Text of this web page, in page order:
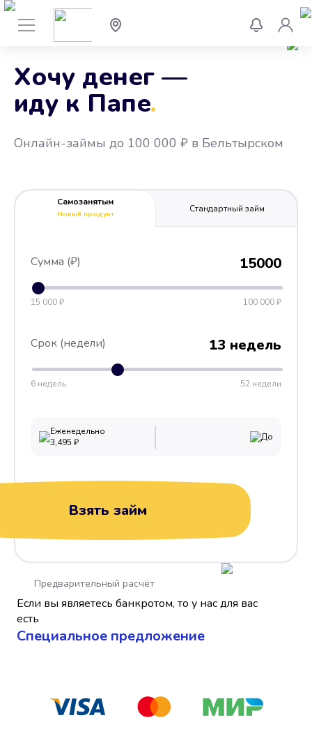
Хочу денег —
иду к Папе
.
Онлайн-займы до 100 000 ₽ в Бельтырском
Самозанятым
Новый продукт
Стандартный займ
Сумма (₽) 15000
15 000 ₽ 100 000 ₽
Срок (недели) 13 недель
6 недель 52 недели
Еженедельно
3,495 ₽ До
Взять займ
Если вы являетесь банкротом, то у нас для вас
есть
Cпециальное предложение
Предварительный расчёт